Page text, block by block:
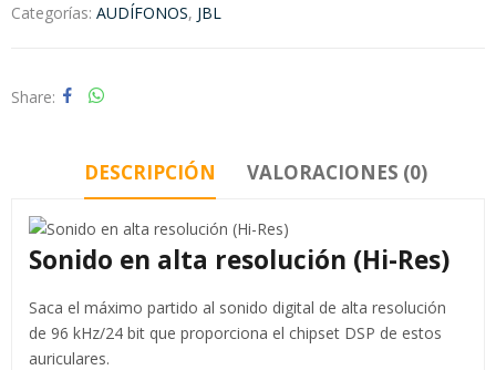
Categorías: AUDÍFONOS, JBL
Share
DESCRIPCIÓN VALORACIONES (0)
Sonido en alta resolución (Hi-Res)
Saca el máximo partido al sonido digital de alta resolución
de 96 kHz/24 bit que proporciona el chipset DSP de estos
auriculares.